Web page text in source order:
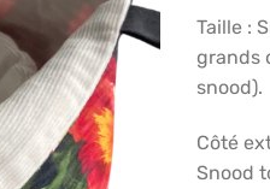
Taille :
grands
snood).
Côté
Snood